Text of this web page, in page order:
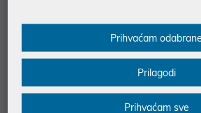
Prihvaćam odabrane
Prilagodi
Prihvaćam sve